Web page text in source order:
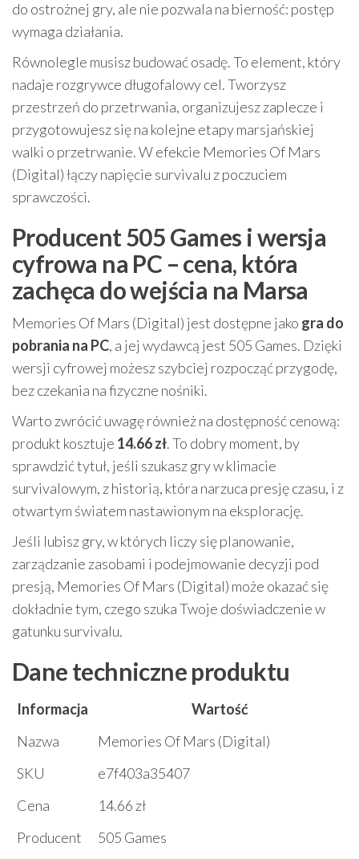
do ostrożnej gry, ale nie pozwala na bierność: postęp
wymaga działania.
Równolegle musisz budować osadę. To element, który
nadaje rozgrywce długofalowy cel. Tworzysz
przestrzeń do przetrwania, organizujesz zaplecze i
przygotowujesz się na kolejne etapy marsjańskiej
walki o przetrwanie. W efekcie Memories Of Mars
(Digital) łączy napięcie survivalu z poczuciem
sprawczości.
Producent 505 Games i wersja
cyfrowa na PC – cena, która
zachęca do wejścia na Marsa
Memories Of Mars (Digital) jest dostępne jako gra do
pobrania na PC, a jej wydawcą jest 505 Games. Dzięki
wersji cyfrowej możesz szybciej rozpocząć przygodę,
bez czekania na fizyczne nośniki.
Warto zwrócić uwagę również na dostępność cenową:
produkt kosztuje 14.66 zł. To dobry moment, by
sprawdzić tytuł, jeśli szukasz gry w klimacie
survivalowym, z historią, która narzuca presję czasu, i z
otwartym światem nastawionym na eksplorację.
Jeśli lubisz gry, w których liczy się planowanie,
zarządzanie zasobami i podejmowanie decyzji pod
presją, Memories Of Mars (Digital) może okazać się
dokładnie tym, czego szuka Twoje doświadczenie w
gatunku survivalu.
Dane techniczne produktu
Informacja
Wartość
Nazwa
Memories Of Mars (Digital)
SKU
e7f403a35407
Cena
14.66 zł
Producent
505 Games